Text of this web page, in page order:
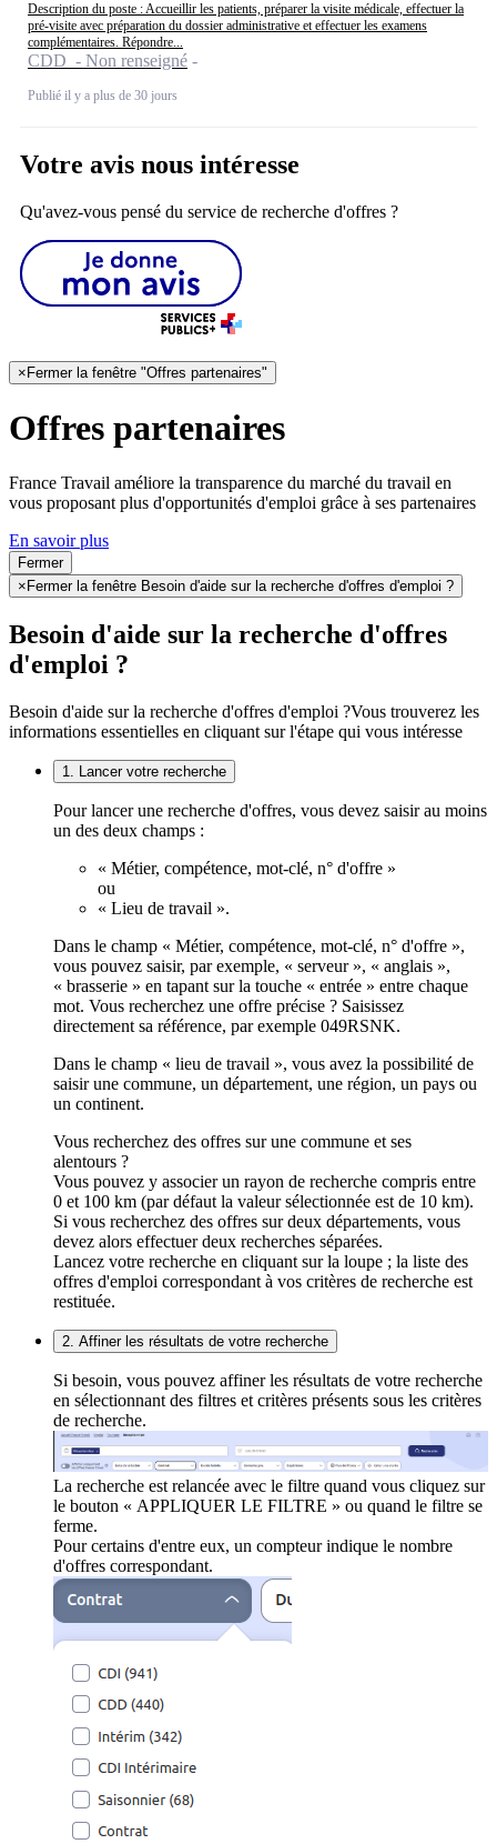
Description du poste : Accueillir les patients, préparer la visite médicale, effectuer la
pré-visite avec préparation du dossier administrative et effectuer les examens
complémentaires. Répondre...
CDD - Non renseigné
Publié il y a plus de 30 jours
Votre avis nous intéresse
Qu'avez-vous pensé du service de recherche d'offres ?
× Fermer la fenêtre "Offres partenaires"
Offres partenaires
France Travail améliore la transparence du marché du travail en
vous proposant plus d'opportunités d'emploi grâce à ses partenaires
En savoir plus
Fermer
×Fermer la fenêtre Besoin d'aide sur la recherche d'offres d'emploi ?
Besoin d'aide sur la recherche d'offres
d'emploi ?
Besoin d'aide sur la recherche d'offres d'emploi ?Vous trouverez les
informations essentielles en cliquant sur l'étape qui vous intéresse
1. Lancer votre recherche
Pour lancer une recherche d'offres, vous devez saisir au moins
un des deux champs :
« Métier, compétence, mot-clé, n° d'offre »
ou
« Lieu de travail ».
Dans le champ « Métier, compétence, mot-clé, n° d'offre »,
vous pouvez saisir, par exemple, « serveur », « anglais »,
« brasserie » en tapant sur la touche « entrée » entre chaque
mot. Vous recherchez une offre précise ? Saisissez
directement sa référence, par exemple 049RSNK.
Dans le champ « lieu de travail », vous avez la possibilité de
saisir une commune, un département, une région, un pays ou
un continent.
Vous recherchez des offres sur une commune et ses
alentours ?
Vous pouvez y associer un rayon de recherche compris entre
0 et 100 km (par défaut la valeur sélectionnée est de 10 km).
Si vous recherchez des offres sur deux départements, vous
devez alors effectuer deux recherches séparées.
Lancez votre recherche en cliquant sur la loupe ; la liste des
offres d'emploi correspondant à vos critères de recherche est
restituée.
2. Affiner les résultats de votre recherche
Si besoin, vous pouvez affiner les résultats de votre recherche
en sélectionnant des filtres et critères présents sous les critères
de recherche.
La recherche est relancée avec le filtre quand vous cliquez sur
le bouton « APPLIQUER LE FILTRE » ou quand le filtre se
ferme.
Pour certains d'entre eux, un compteur indique le nombre
d'offres correspondant.